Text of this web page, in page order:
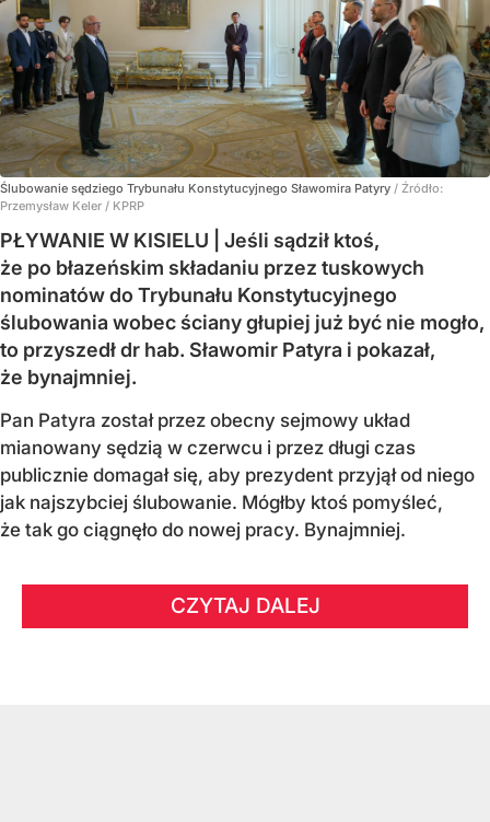
Ślubowanie sędziego Trybunału Konstytucyjnego Sławomira Patyry / Źródło:
Przemysław Keler / KPRP
PŁYWANIE W KISIELU | Jeśli sądził ktoś,
że po błazeńskim składaniu przez tuskowych
nominatów do Trybunału Konstytucyjnego
ślubowania wobec ściany głupiej już być nie mogło,
to przyszedł dr hab. Sławomir Patyra i pokazał,
że bynajmniej.
Pan Patyra został przez obecny sejmowy układ
mianowany sędzią w czerwcu i przez długi czas
publicznie domagał się, aby prezydent przyjął od niego
jak najszybciej ślubowanie. Mógłby ktoś pomyśleć,
że tak go ciągnęło do nowej pracy. Bynajmniej.
CZYTAJ DALEJ